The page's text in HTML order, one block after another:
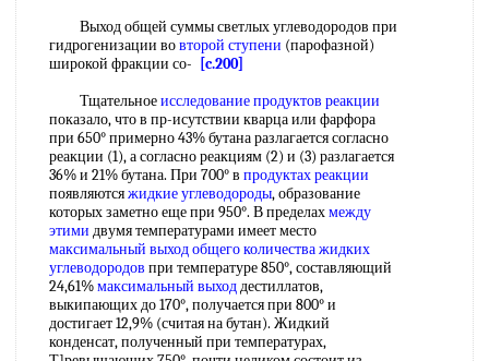
Выход общей суммы светлых углеводородов при
гидрогенизации вовторой ступени (парофазной)
широкой фракции со-
[c.200]
Тщательноеисследование продуктов реакции
показало, что в пр-исутствии кварца или фарфора
при 650° примерно 43% бутана разлагается согласно
реакции (1), а согласно реакциям (2) и (3) разлагается
36% и 21% бутана. При 700° в продуктах реакции
появляютсяжидкие углеводороды, образование
которых заметно еще при 950°. В пределахмежду
этими двумя температурами имеет место
максимальный выходобщего количестважидких
углеводородов при температуре 850°, составляющий
24,61%максимальный выходдестиллатов,
выкипающих до 170°, получается при 800° и
достигает 12,9% (считая на бутан). Жидкий
конденсат, полученный при температурах,